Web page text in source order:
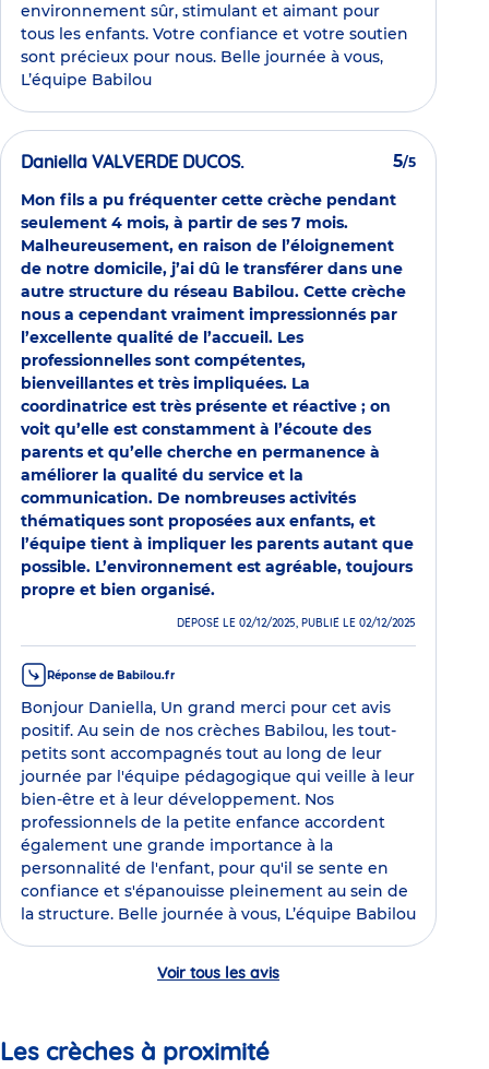
environnement sûr, stimulant et aimant pour
tous les enfants. Votre confiance et votre soutien
sont précieux pour nous. Belle journée à vous,
L’équipe Babilou
Daniella VALVERDE DUCOS. 5/5
Mon fils a pu fréquenter cette crèche pendant
seulement 4 mois, à partir de ses 7 mois.
Malheureusement, en raison de l’éloignement
de notre domicile, j’ai dû le transférer dans une
autre structure du réseau Babilou. Cette crèche
nous a cependant vraiment impressionnés par
l’excellente qualité de l’accueil. Les
professionnelles sont compétentes,
bienveillantes et très impliquées. La
coordinatrice est très présente et réactive ; on
voit qu’elle est constamment à l’écoute des
parents et qu’elle cherche en permanence à
améliorer la qualité du service et la
communication. De nombreuses activités
thématiques sont proposées aux enfants, et
l’équipe tient à impliquer les parents autant que
possible. L’environnement est agréable, toujours
propre et bien organisé.
DÉPOSÉ LE 02/12/2025, PUBLIÉ LE 02/12/2025
Réponse de Babilou.fr
Bonjour Daniella, Un grand merci pour cet avis
positif. Au sein de nos crèches Babilou, les tout-
petits sont accompagnés tout au long de leur
journée par l'équipe pédagogique qui veille à leur
bien-être et à leur développement. Nos
professionnels de la petite enfance accordent
également une grande importance à la
personnalité de l'enfant, pour qu'il se sente en
confiance et s'épanouisse pleinement au sein de
la structure. Belle journée à vous, L’équipe Babilou
Voir tous les avis
Les crèches à proximité